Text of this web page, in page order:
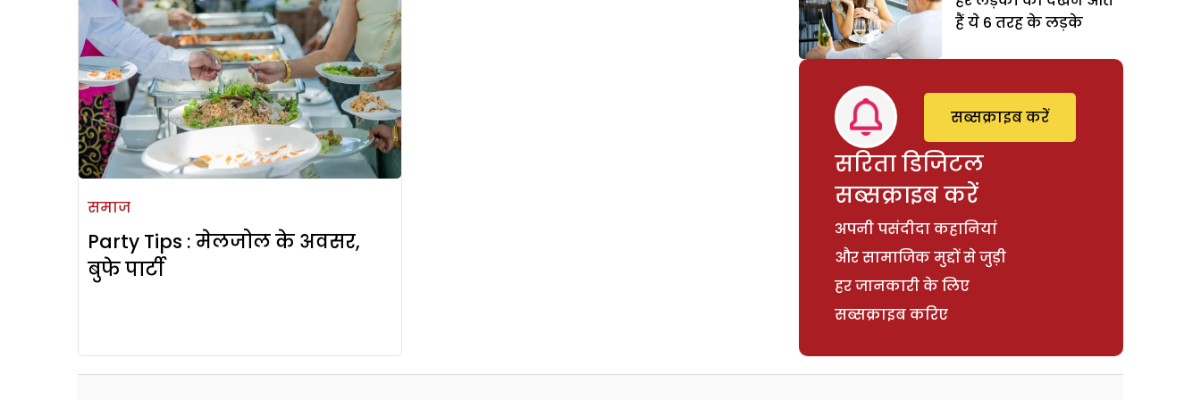
समाज
Party Tips : मेलजोल के अवसर,
बुफे पार्टी
हैं ये 6 तरह के लड़के
सरिता डिजिटल
सब्सक्राइब करें
अपनी पसंदीदा कहानियां
और सामाजिक मुद्दों से जुड़ी
हर जानकारी के लिए
सब्सक्राइब करिए
सब्सक्राइब करें